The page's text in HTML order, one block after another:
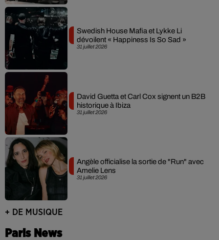
31 juillet 2026
Swedish House Mafia et Lykke Li
dévoilent « Happiness Is So Sad »
31 juillet 2026
David Guetta et Carl Cox signent un B2B
historique à Ibiza
31 juillet 2026
Angèle officialise la sortie de "Run" avec
Amelie Lens
+ DE MUSIQUE
Paris News